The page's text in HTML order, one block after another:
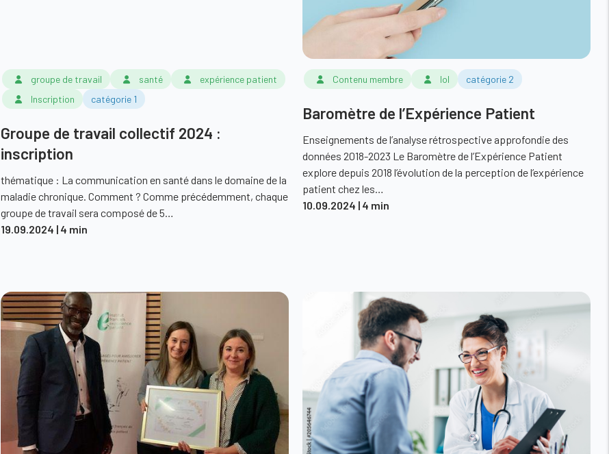
groupe de travail santé
expérience patient
Inscription
catégorie 1
Groupe de travail collectif 2024 :
inscription
thématique : La communication en santé dans le domaine de la
maladie chronique. Comment ? Comme précédemment, chaque
groupe de travail sera composé de 5…
19.09.2024 | 4 min
Contenu membre lol catégorie 2
Baromètre de l’Expérience Patient
Enseignements de l’analyse rétrospective approfondie des
données 2018-2023 Le Baromètre de l’Expérience Patient
explore depuis 2018 l’évolution de la perception de l’expérience
patient chez les…
10.09.2024 | 4 min